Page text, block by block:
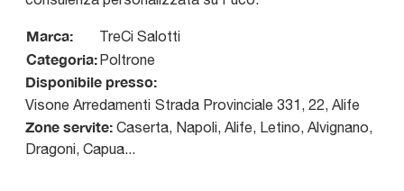
Marca: TreCi Salotti
Categoria:Poltrone
Disponibile presso:
Visone Arredamenti Strada Provinciale 331, 22, Alife
Zone servite: Caserta, Napoli, Alife, Letino, Alvignano,
Dragoni, Capua...